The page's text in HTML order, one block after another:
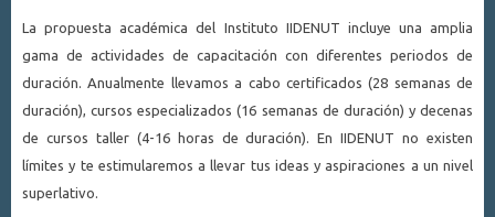
La propuesta académica del Instituto IIDENUT incluye una amplia
gama de actividades de capacitación con diferentes periodos de
duración. Anualmente llevamos a cabo certificados (28 semanas de
duración), cursos especializados (16 semanas de duración) y decenas
de cursos taller (4-16 horas de duración). En IIDENUT no existen
límites y te estimularemos a llevar tus ideas y aspiraciones a un nivel
superlativo.